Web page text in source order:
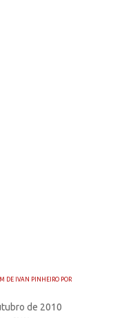
DE IVAN PINHEIRO POR
de 2010